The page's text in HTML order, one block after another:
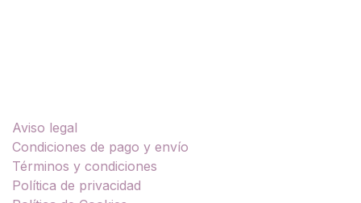
Aviso legal
Condiciones de pago y envío
Términos y condiciones
Política de privacidad